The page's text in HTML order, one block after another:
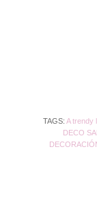
TAGS:A trendy
DECO